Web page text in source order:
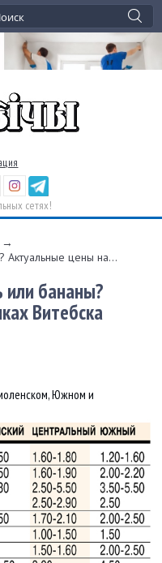
сетях!
→
Актуальные цены на...
бананы?
Витебска
Южном и